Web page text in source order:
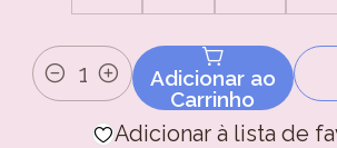
Quantidade
Adicionar ao
Carrinho
Adicionar à lista de